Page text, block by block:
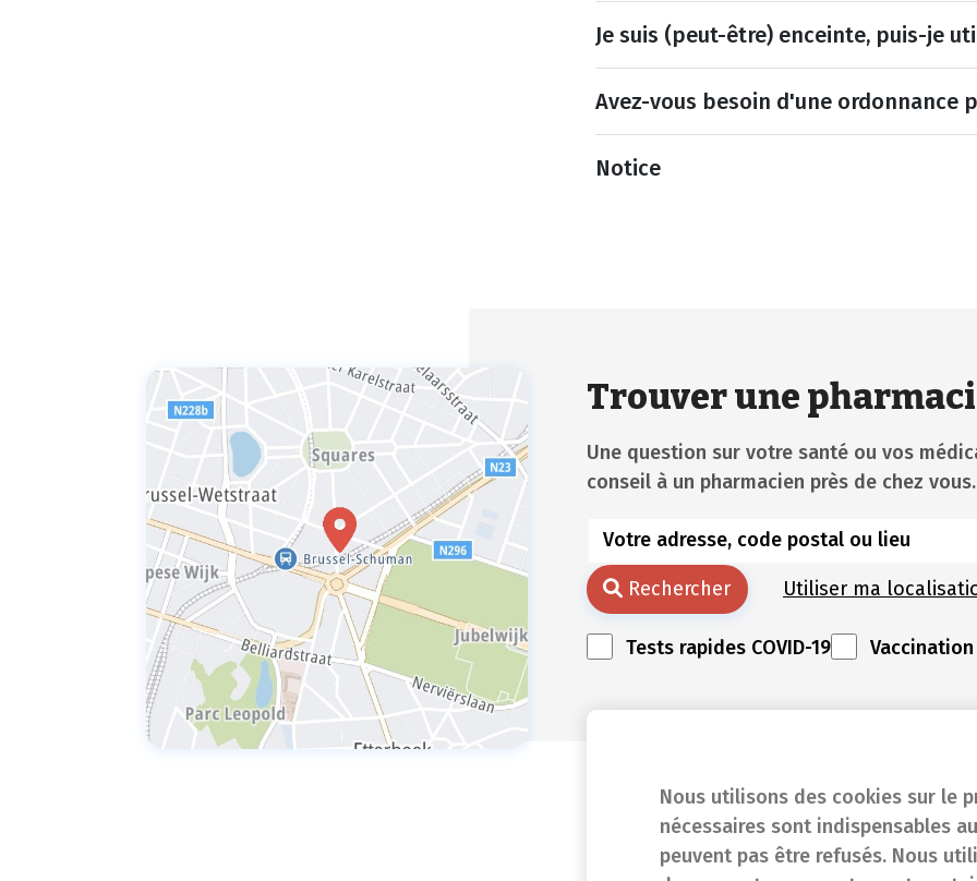
Nous utilisons des cookies sur le
nécessaires sont indispensables
peuvent pas être refusés. Nous
Je suis (peut-être) enceinte, puis-je
Avez-vous besoin d'une ordonnance
Notice
Trouver une
Une question sur votre santé ou vos
conseil à un pharmacien près de chez vous.
Rechercher Utiliser ma
Tests rapides COVID-19 Vaccination